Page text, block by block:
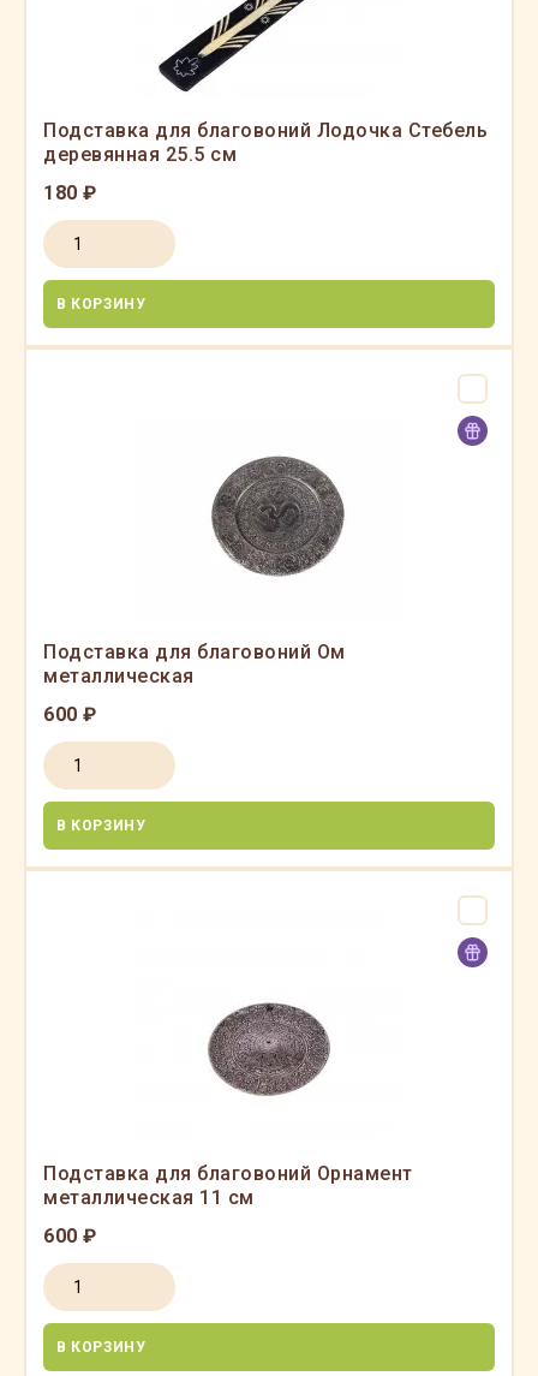
Подставка для благовоний Лодочка Стебель
деревянная 25.5 см
180 ₽
В КОРЗИНУ
Подставка для благовоний Ом
металлическая
600 ₽
В КОРЗИНУ
Подставка для благовоний Орнамент
металлическая 11 см
600 ₽
В КОРЗИНУ